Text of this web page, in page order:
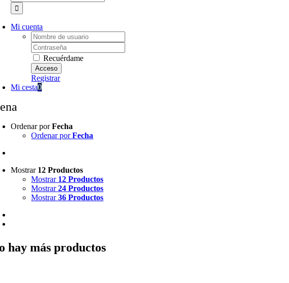
Mi cuenta
Username:
Password:
Recuérdame
Registrar
Mi cesta0
Ordenar porFecha
Ordenar porFecha
Mostrar 12 Productos
Mostrar 12 Productos
Mostrar24 Productos
Mostrar36 Productos
hay más productos